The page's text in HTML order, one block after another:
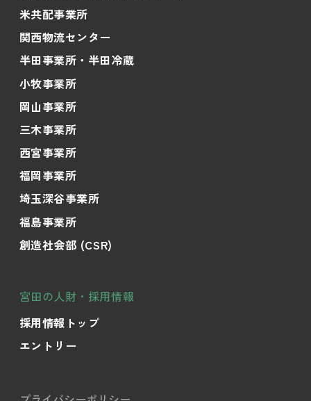
米共配事業所
関西物流センター
半田事業所・半田冷蔵
小牧事業所
岡山事業所
三木事業所
西宮事業所
福岡事業所
埼玉深谷事業所
福島事業所
創造社会部 (CSR)
宮田の人財・採用情報
採用情報トップ
エントリー